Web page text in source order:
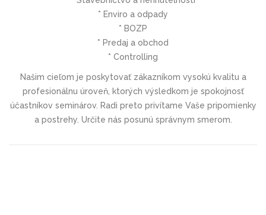
* Enviro a odpady
* BOZP
* Predaj a obchod
* Controlling
Našim cieľom je poskytovať zákazníkom vysokú kvalitu a
profesionálnu úroveň, ktorých výsledkom je spokojnosť
účastníkov seminárov. Radi preto privítame Vaše pripomienky
a postrehy. Určite nás posunú správnym smerom.